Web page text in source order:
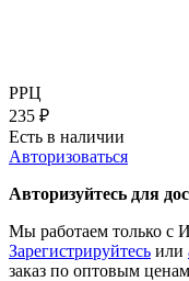
РРЦ
235 ₽
Есть в наличии
Авторизоваться
Авторизуйтесь
Мы работаем только с
Зарегистрируйтесь или
заказ по оптовым